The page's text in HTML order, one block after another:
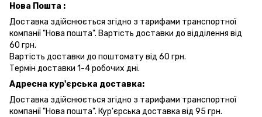
Нова Пошта :
Доставка здійснюється згідно з тарифами транспортної
компанії "Нова пошта". Вартість доставки до відділення від
60 грн.
Вартість доставки до поштомату від 60 грн.
Термін доставки 1-4 робочих дні.
Адресна кур'єрська доставка:
Доставка здійснюється згідно з тарифами транспортної
компанії "Нова пошта". Кур'єрська доставка від 95 грн.